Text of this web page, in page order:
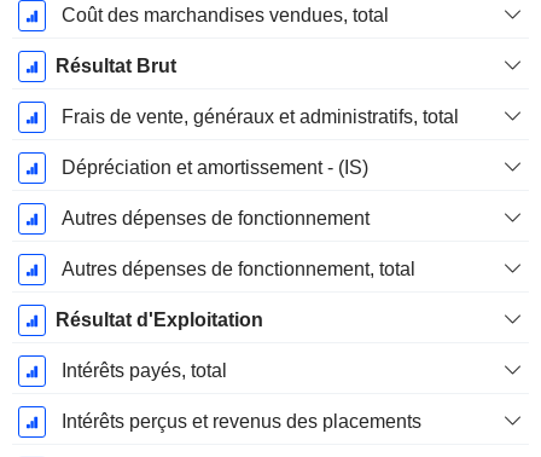
Coût des marchandises vendues, total
Résultat Brut
Frais de vente, généraux et administratifs, total
Dépréciation et amortissement - (IS)
Autres dépenses de fonctionnement
Autres dépenses de fonctionnement, total
Résultat d'Exploitation
Intérêts payés, total
Intérêts perçus et revenus des placements